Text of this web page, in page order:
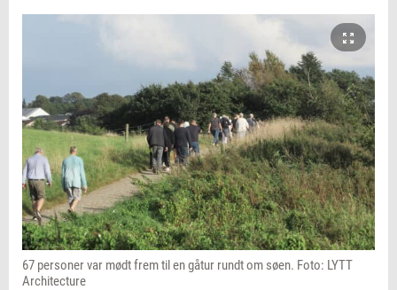
67 personer var mødt frem til en gåtur rundt om søen. Foto: LYTT
Architecture